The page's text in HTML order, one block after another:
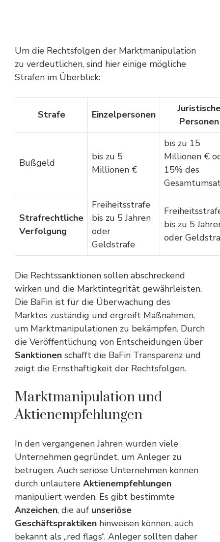
Um die Rechtsfolgen der Marktmanipulation
zu verdeutlichen, sind hier einige mögliche
Strafen im Überblick:
Strafe Einzelpersonen
Personen
Bußgeld
bis zu 5
Millionen €
bis zu 15
Millionen €
15% des
Strafrechtliche
Verfolgung
Freiheitsstrafe
bis zu 5 Jahren
oder
Geldstrafe
bis zu 5
oder
Die Rechtssanktionen sollen abschreckend
wirken und die Marktintegrität gewährleisten.
Die BaFin ist für die Überwachung des
Marktes zuständig und ergreift Maßnahmen,
um Marktmanipulationen zu bekämpfen. Durch
die Veröffentlichung von Entscheidungen über
Sanktionen schafft die BaFin Transparenz und
zeigt die Ernsthaftigkeit der Rechtsfolgen.
Marktmanipulation und
Aktienempfehlungen
In den vergangenen Jahren wurden viele
Unternehmen gegründet, um Anleger zu
betrügen. Auch seriöse Unternehmen können
durch unlautere Aktienempfehlungen
manipuliert werden. Es gibt bestimmte
Anzeichen, die auf unseriöse
Geschäftspraktiken hinweisen können, auch
bekannt als „red flags“. Anleger sollten daher